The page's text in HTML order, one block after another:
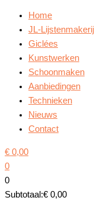
Home
JL-Lijstenmakerij
Giclées
Kunstwerken
Schoonmaken
Aanbiedingen
Technieken
Nieuws
Contact
€ 0,00
0
0
Subtotaal:€ 0,00